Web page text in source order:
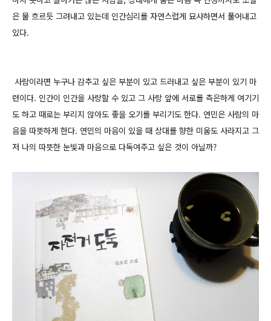
은 물 흐르듯 그려내고 있는데 인간심리를 자연스럽게 묘사하면서 풀어내고
있다.
사람이라면 누구나 감추고 싶은 부분이 있고 드러내고 싶은 부분이 있기 마
련이다. 인간이 인간을 사랑할 수 있고 그 사랑 앞에 서로를 측은하게 여기기
도 하고 때로는 부리지 않아도 좋을 오기를 부리기도 한다. 연민은 사람의 마
음을 따뜻하게 한다. 연민의 마음이 있을 때 상대를 향한 미움도 사라지고 그
저 나의 따뜻한 눈빛과 마음으로 다독여주고 싶은 것이 아닐까?